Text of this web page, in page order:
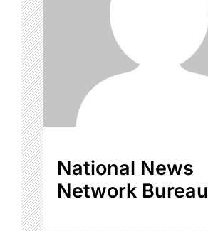
National News
Network Bureau